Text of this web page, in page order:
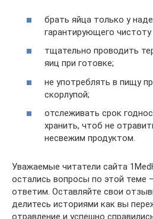
брать яйца только у
гарантирующего чистоту
тщательно проводить
яиц при готовке;
не употреблять в пищу
скорлупой;
отслеживать срок
хранить, чтоб не
несвежим продуктом.
Уважаемые читатели сайта
остались вопросы по этой теме
ответим. Оставляйте свои
делитесь историями как вы
отравление и успешно